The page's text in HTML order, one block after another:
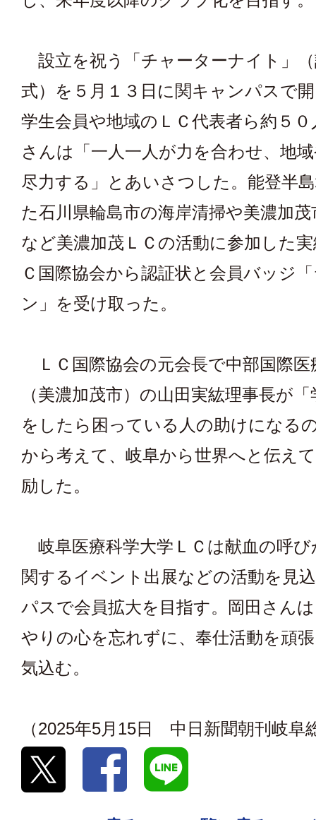
設立を祝う「チャーターナイト」
式）を５月１３日に関キャンパスで
学生会員や地域のＬＣ代表者ら約５
さんは「一人一人が力を合わせ、地
尽力する」とあいさつした。能登半
た石川県輪島市の海岸清掃や美濃加
など美濃加茂ＬＣの活動に参加した
Ｃ国際協会から認証状と会員バッジ
ン」を受け取った。
ＬＣ国際協会の元会長で中部国際医
（美濃加茂市）の山田実紘理事長が
をしたら困っている人の助けになる
から考えて、岐阜から世界へと伝え
励した。
岐阜医療科学大学ＬＣは献血の呼
関するイベント出展などの活動を見
パスで会員拡大を目指す。岡田さん
やりの心を忘れずに、奉仕活動を頑
気込む。
（2025年5月15日 中日新聞朝刊岐阜